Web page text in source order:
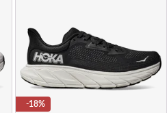
-18%